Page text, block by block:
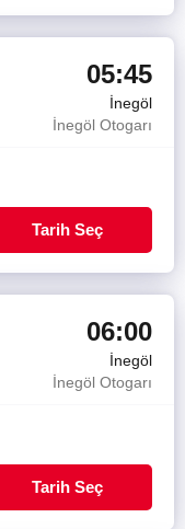
05:45
İnegöl
İnegöl Otogarı
Tarih Seç
06:00
İnegöl
İnegöl Otogarı
Tarih Seç